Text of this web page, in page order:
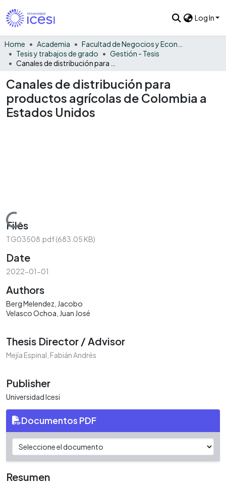
Log In
Home Academia
Tesis y trabajos de grado
Gestión - Tesis
Canales de distribución para
productos agrícolas de Colombia a
Estados Unidos
Loading...
Files
TG03508.pdf(683.05 KB)
Date
2022-01-01
Authors
Berg Melendez, Jacobo
Velasco Ochoa, Juan José
Thesis Director / Advisor
Mejía Espinal, Fabián Andrés
Publisher
Universidad Icesi
Documentos PDF
Resumen